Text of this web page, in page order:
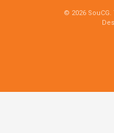
© 2026